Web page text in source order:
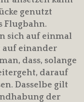
genutzt
Flugbahn.
sich auf einmal
auf einander
dass, solange
darauf
Dasselbe gilt
der